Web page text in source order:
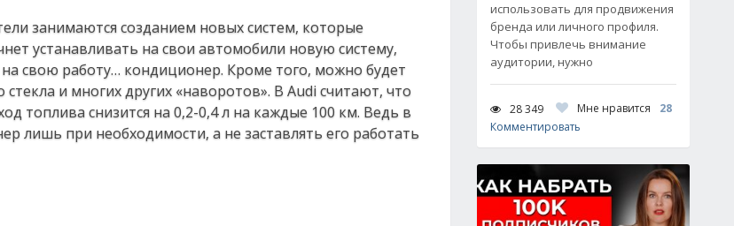
занимаются созданием новых систем, которые
устанавливать на свои автомобили новую систему,
свою работу… кондиционер. Кроме того, можно будет
и многих других «наворотов». В Audi считают, что
топлива снизится на 0,2-0,4 л на каждые 100 км. Ведь в
лишь при необходимости, а не заставлять его работать
использовать для продвижения
бренда или личного профиля.
Чтобы привлечь внимание
аудитории, нужно
28 349 Мне нравится
28
Комментировать